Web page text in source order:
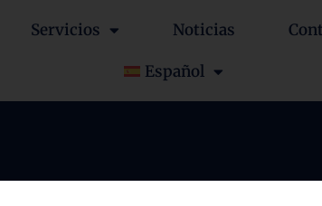
Servicios Noticias
Español